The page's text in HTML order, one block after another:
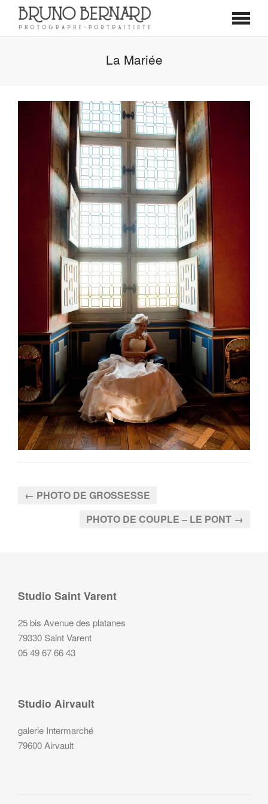
La Mariée
← PHOTO DE GROSSESSE
PHOTO DE COUPLE – LE PONT →
Studio Saint Varent
25 bis Avenue des platanes
79330 Saint Varent
05 49 67 66 43
Studio Airvault
galerie Intermarché
79600 Airvault